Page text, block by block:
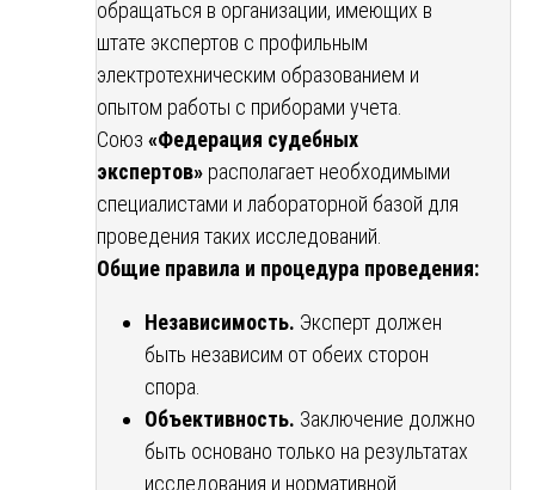
обращаться в организации, имеющих в
штате экспертов с профильным
электротехническим образованием и
опытом работы с приборами учета.
Союз «Федерация судебных
экспертов» располагает необходимыми
специалистами и лабораторной базой для
проведения таких исследований.
Общие правила и процедура проведения:
Независимость. Эксперт должен
быть независим от обеих сторон
спора.
Объективность. Заключение должно
быть основано только на результатах
исследования и нормативной